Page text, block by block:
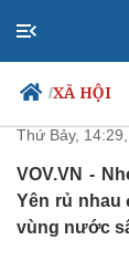
/XÃ HỘI
Chính trị
Đảng
Rủ
Phú
Thứ Bảy,
VOV.VN -
Yên rủ nhau
vùng nước